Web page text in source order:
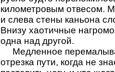
километровым отвесом.
и слева стены каньона
Внизу хаотичные
одна над другой.
Медленное
отрезка пути, когда не